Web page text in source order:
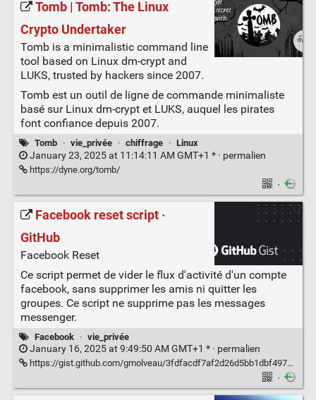
Tomb | Tomb: The Linux
Crypto Undertaker
Tomb is a minimalistic command line
tool based on Linux dm-crypt and
LUKS, trusted by hackers since 2007.
Tomb est un outil de ligne de commande minimaliste
basé sur Linux dm-crypt et LUKS, auquel les pirates
font confiance depuis 2007.
Tomb · vie_privée · chiffrage · Linux
January 23, 2025 at 11:14:11 AM GMT+1 * · permalien
https://dyne.org/tomb/
·
Facebook reset script ·
GitHub
Facebook Reset
Ce script permet de vider le flux d'activité d'un compte
facebook, sans supprimer les amis ni quitter les
groupes. Ce script ne supprime pas les messages
messenger.
Facebook · vie_privée
January 16, 2025 at 9:49:50 AM GMT+1 * · permalien
https://gist.github.com/gmolveau/3fdfacdf7af2d26d5bb1dbf49706d559
·